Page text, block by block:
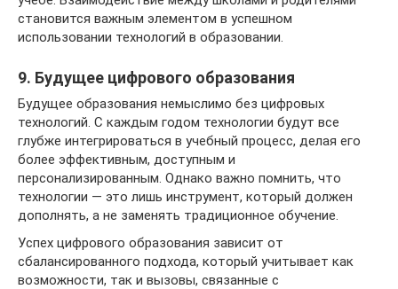
становится важным элементом в успешном
использовании технологий в образовании.
9. Будущее цифрового образования
Будущее образования немыслимо без цифровых
технологий. С каждым годом технологии будут все
глубже интегрироваться в учебный процесс, делая его
более эффективным, доступным и
персонализированным. Однако важно помнить, что
технологии — это лишь инструмент, который должен
дополнять, а не заменять традиционное обучение.
Успех цифрового образования зависит от
сбалансированного подхода, который учитывает как
возможности, так и вызовы, связанные с